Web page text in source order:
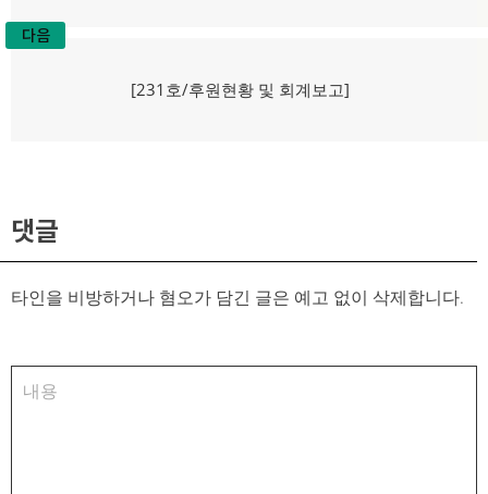
색다음
다
[231호/후원현황 및 회계보고]
댓글
타인을 비방하거나 혐오가 담긴 글은 예고 없이 삭제합니다.